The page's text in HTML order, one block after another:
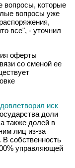
вопросы, которые
вопросы уже
все", - уточнил
оферты
со сменой ее
иск
доли
также долей в
лиц из-за
В собственность
управляющей